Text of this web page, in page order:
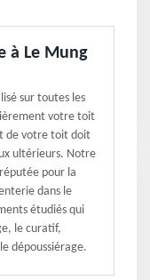
à Le Mung
sur toutes les
votre toit
de votre toit doit
ultérieurs. Notre
pour la
dans le
étudiés qui
le curatif,
dépoussiérage.